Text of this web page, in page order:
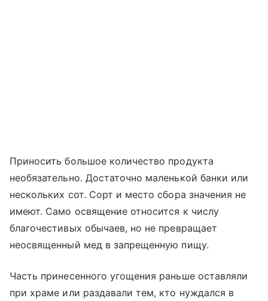
Приносить большое количество продукта
необязательно. Достаточно маленькой банки или
нескольких сот. Сорт и место сбора значения не
имеют. Само освящение относится к числу
благочестивых обычаев, но не превращает
неосвященный мед в запрещенную пищу.
Часть принесенного угощения раньше оставляли
при храме или раздавали тем, кто нуждался в